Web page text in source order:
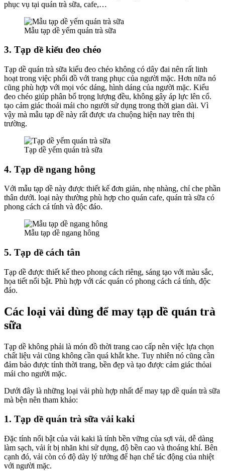
phục vụ tại quán trà sữa, cafe,…
Mẫu tạp dề yếm quán trà sữa
3. Tạp dề kiểu đeo chéo
Tạp dề quán trà sữa kiểu đeo chéo không có dây đai nên rất linh
hoạt trong việc phối đồ với trang phục của người mặc. Hơn nữa nó
cũng phù hợp với mọi vóc dáng, hình dáng của người mặc. Kiểu
đeo chéo giúp phân bổ trọng lượng đều, không gây áp lực lên cổ.
tạo cảm giác thoải mái cho người sử dụng trong thời gian dài. Vì
vậy mà mẫu tạp dề này rất được ưa chuộng hiện nay trên thị
trường.
Tạp dề yếm quán trà sữa
4. Tạp dề ngang hông
Với mẫu tạp dề này được thiết kế đơn giản, nhẹ nhàng, chỉ che phần
thân dưới. loại này thường phù hợp cho quán cafe, quán trà sữa có
phong cách cá tính và độc đáo.
Mẫu tạp dề ngang hông
5. Tạp dề cách tân
Tạp dề được thiết kế theo phong cách riêng, sáng tạo với màu sắc,
họa tiết nổi bật. Phù hợp với các quán có phong cách cá tính, độc
đáo.
Các loại vải dùng để may tạp dề quán trà
sữa
Tạp dề không phải là món đồ thời trang cao cấp nên việc lựa chọn
chất liệu vải cũng không cần quá khắt khe. Tuy nhiên nó cũng cần
đảm bảo được tính thời trang, bền đẹp và tạo được cảm giác thỏai
mái cho người mặc.
Dưới đây là những loại vải phù hợp nhất để may tạp dề quán trà sữa
mà bện nên tham khảo:
1. Tạp dề quán trà sữa vải kaki
Đặc tính nổi bật của vải kaki là tính bền vững của sợi vải, dễ dàng
làm sạch, vải ít bị nhăn khi sử dụng, độ bền cao và thoáng khí. Bên
cạnh đó, vải còn có độ dày lý tưởng để hạn chế tác động của nhiệt
với người mặc.